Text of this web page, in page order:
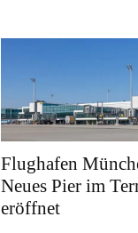
Flughafen
Neues Pier im
eröffnet